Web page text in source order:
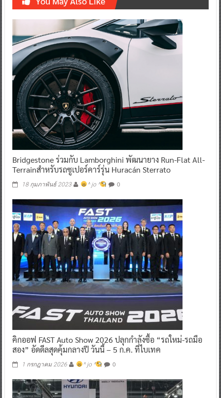
Bridgestone ร่วมกับ Lamborghini พัฒนายาง Run-Flat All-
Terrainสำหรับรถซูเปอร์คาร์รุ่น Huracán Sterrato
18 กุมภาพันธ์ 2023 ^ jo ^ 0
คิกออฟ FAST Auto Show 2026 ปลุกกำลังซื้อ “รถใหม่-รถมือ
สอง” อัดดีลสุดคุ้มกลางปี วันนี้ – 5 ก.ค. ที่ไบเทค
1 กรกฎาคม 2026 ^ jo ^ 0